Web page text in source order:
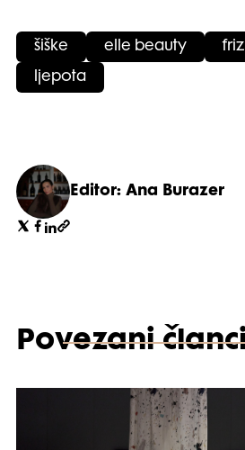
šiške elle beauty
ljepota
Editor: Ana Burazer
Povezani